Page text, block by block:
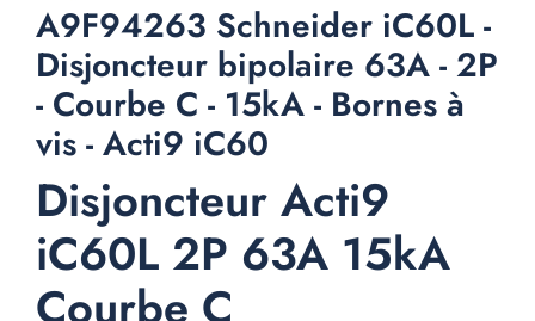
A9F94263 Schneider iC60L -
Disjoncteur bipolaire 63A - 2P
- Courbe C - 15kA - Bornes à
vis - Acti9 iC60
Disjoncteur Acti9
iC60L 2P 63A 15kA
Courbe C